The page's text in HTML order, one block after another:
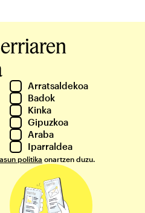
Arratsaldekoa
Badok
Kinka
Gipuzkoa
Araba
Iparraldea
politika onartzen duzu.